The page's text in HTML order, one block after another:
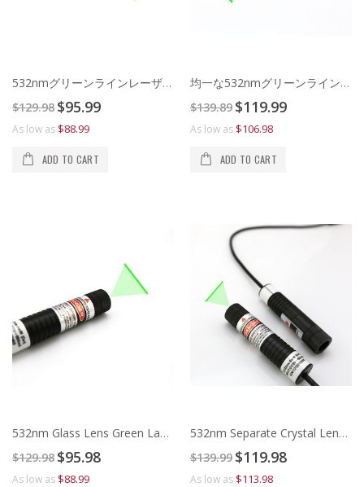
532nmグリーンラインレーザモジュール
$129.98 Special
Price
$95.99
As low as $88.99
ADD TO CART
均一な532nmグリーンラインレーザーモジュール
$139.89 Special
Price
$119.99
As low as $106.98
ADD TO CART
532nm Glass Lens Green Laser Line Generator
$129.98 Special
Price
$95.98
As low as $88.99
532nm Separate Crystal Lens Green Laser Line Generator
$139.99 Special
Price
$119.98
As low as $113.98